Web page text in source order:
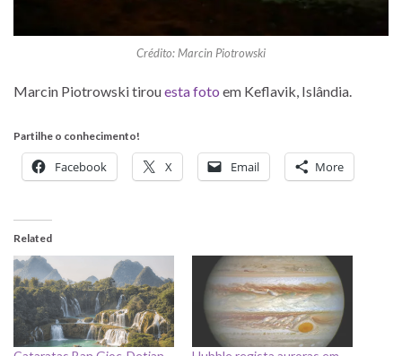
Crédito: Marcin Piotrowski
Marcin Piotrowski tirouesta foto em Keflavik, Islândia.
Partilhe o conhecimento!
Facebook X Email More
Related